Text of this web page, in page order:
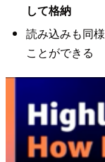
して格納
読み込みも同
ことができる